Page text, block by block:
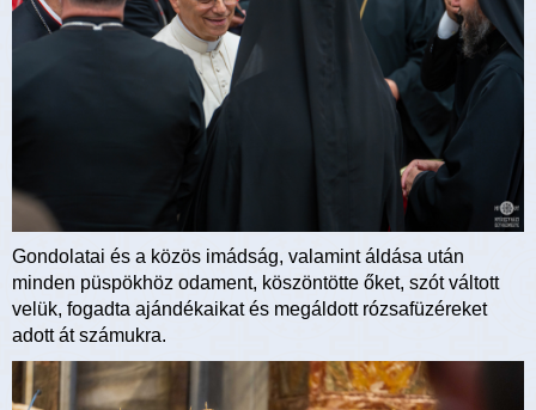
Gondolatai és a közös imádság, valamint áldása után
minden püspökhöz odament, köszöntötte őket, szót váltott
velük, fogadta ajándékaikat és megáldott rózsafüzéreket
adott át számukra.